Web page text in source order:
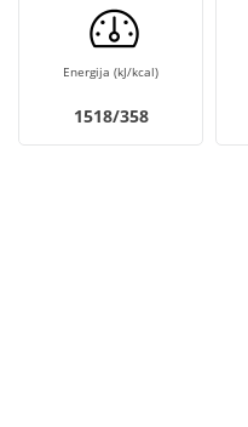
Energija (kJ/kcal)
1518/358